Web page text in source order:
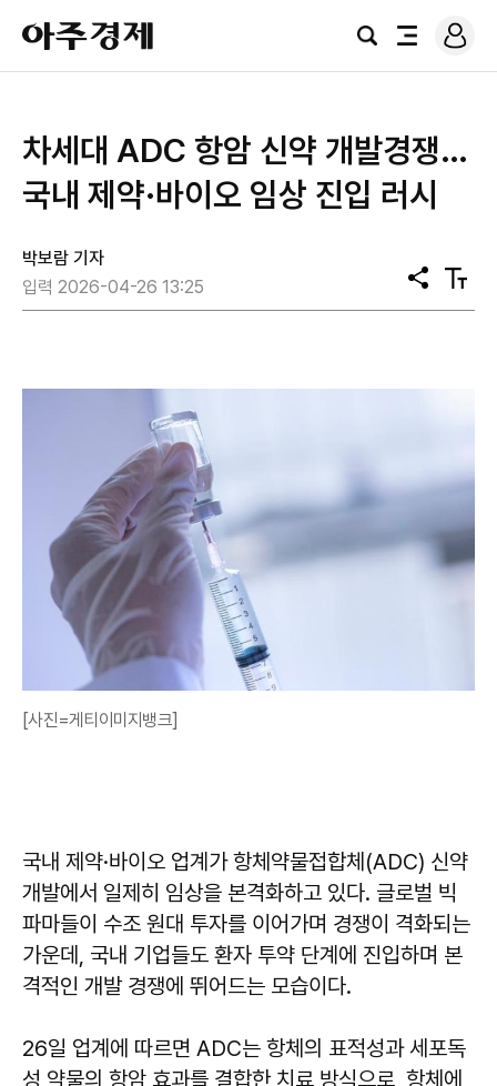
아
주
경
검
전
로
그
차세대 ADC 항암 신약 개발경쟁…
국내 제약·바이오 임상 진입 러시
박보람 기자
입력 2026-04-26 13:25
공
유
텍
스
[사진=게티이미지뱅크]
국내 제약·바이오 업계가 항체약물접합체(ADC) 신약
개발에서 일제히 임상을 본격화하고 있다. 글로벌 빅
파마들이 수조 원대 투자를 이어가며 경쟁이 격화되는
가운데, 국내 기업들도 환자 투약 단계에 진입하며 본
격적인 개발 경쟁에 뛰어드는 모습이다.
26일 업계에 따르면 ADC는 항체의 표적성과 세포독
성 약물의 항암 효과를 결합한 치료 방식으로, 항체에